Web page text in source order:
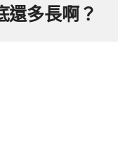
還多長啊？